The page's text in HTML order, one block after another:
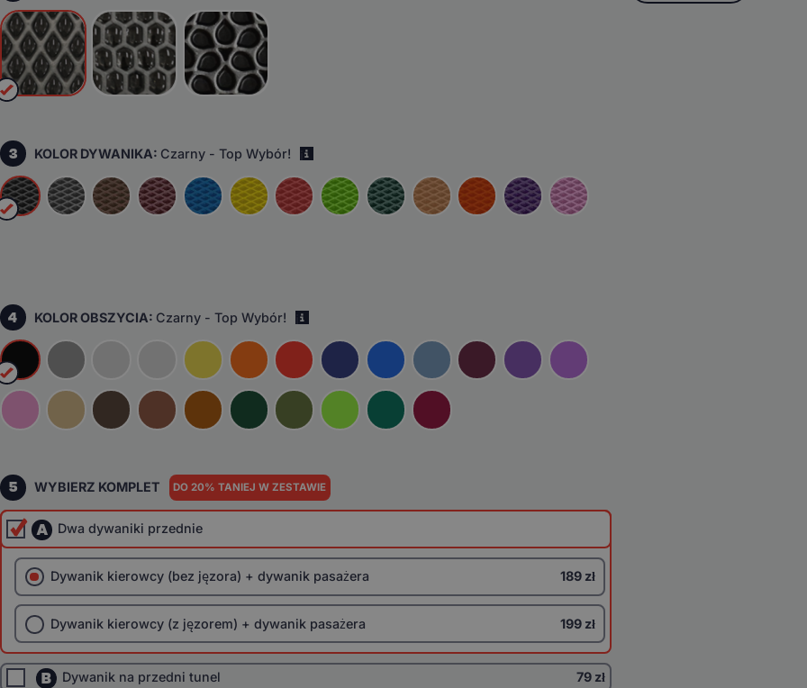
3 KOLOR DYWANIKA: Czarny - Top Wybór!
4 KOLOR OBSZYCIA: Czarny - Top Wybór!
5 WYBIERZ KOMPLET DO 20% TANIEJ W ZESTAWIE
A Dwa dywaniki przednie
Dywanik kierowcy (bez jęzora) + dywanik pasażera 189 zł
Dywanik kierowcy (z jęzorem) + dywanik pasażera 199 zł
B Dywanik na przedni tunel 79 zł